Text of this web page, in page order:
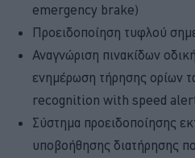
emergency brake)
Προειδοποίηση τυφλού
Αναγνώριση πινακίδων
ενημέρωση τήρησης ορίων
recognition with speed
Σύστημα προειδοποίησης
υποβοήθησης διατήρησης